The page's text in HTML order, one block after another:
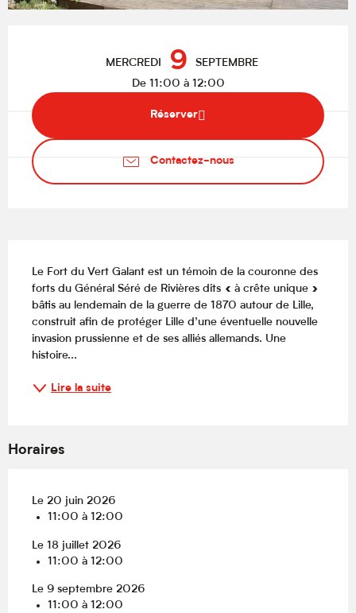
MERCREDI 9 SEPTEMBRE
De 11:00 à 12:00
Réserver
Contactez-nous
Le Fort du Vert Galant est un témoin de la couronne des
forts du Général Séré de Rivières dits « à crête unique »
bâtis au lendemain de la guerre de 1870 autour de Lille,
construit afin de protéger Lille d’une éventuelle nouvelle
invasion prussienne et de ses alliés allemands. Une
histoire...
Lire la suite
Horaires
Le 20 juin 2026
11:00 à 12:00
Le 18 juillet 2026
11:00 à 12:00
Le 9 septembre 2026
11:00 à 12:00